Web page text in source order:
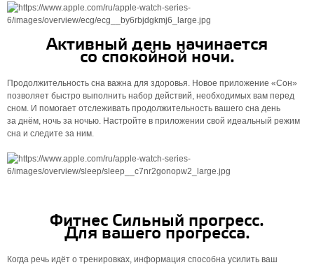
Активный день начинается
со спокойной ночи.
Продолжительность сна важна для здоровья. Новое приложение «Сон»
позволяет быстро выполнить набор действий, необходимых вам перед
сном. И помогает отслеживать продолжитель­ность вашего сна день
за днём, ночь за ночью. Настройте в приложении свой идеальный режим
сна и следите за ним.
Фитнес Сильный прогресс.
Для вашего прогресса.
Когда речь идёт о тренировках, информация способна усилить ваш